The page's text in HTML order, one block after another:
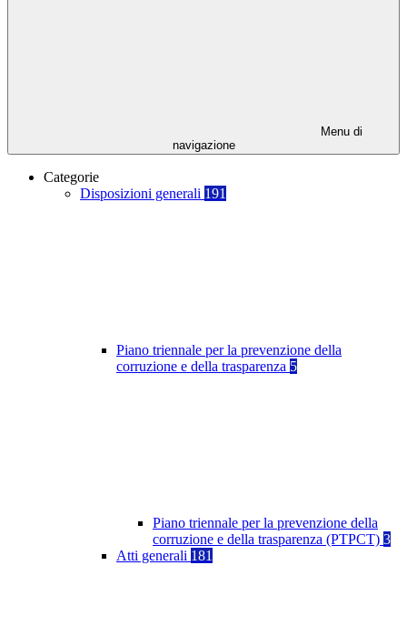
Menu di
navigazione
Categorie
Disposizioni generali 191
Piano triennale per la prevenzione della
corruzione e della trasparenza 5
Piano triennale per la prevenzione della
corruzione e della trasparenza (PTPCT) 3
Atti generali 181